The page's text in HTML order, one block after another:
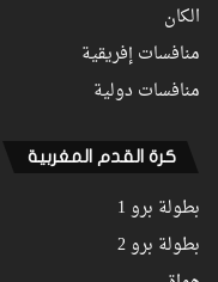
الكان
منافسات إفريقية
منافسات دولية
كرة القدم المغربية
بطولة برو 1
بطولة برو 2